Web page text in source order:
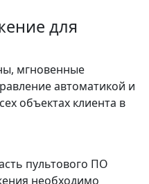
для
мгновенные
автоматикой и
объектах клиента в
пультового ПО
необходимо